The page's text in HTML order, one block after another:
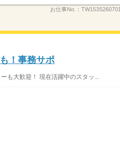
お仕事No.：
！事務サポ
も大歓迎！ 現在活躍中のスタッ...